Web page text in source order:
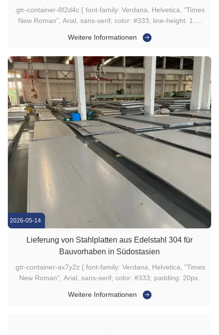
.gtr-container-8f2d4c { font-family: Verdana, Helvetica, "Times
New Roman", Arial, sans-serif; color: #333; line-height: 1.6;
.gtr-container-8f2d4c .gtr-heading-main { font-size: 18px;
Weitere Informationen
2026-05-14
Lieferung von Stahlplatten aus Edelstahl 304 für
Bauvorhaben in Südostasien
.gtr-container-ax7y2z { font-family: Verdana, Helvetica, "Times
New Roman", Arial, sans-serif; color: #333; padding: 20px;
border-box; } .gtr-container-ax7y2z .gtr-content { margin-
Weitere Informationen